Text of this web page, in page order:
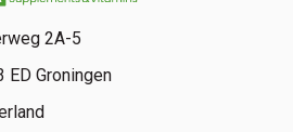
2A-5
ED Groningen